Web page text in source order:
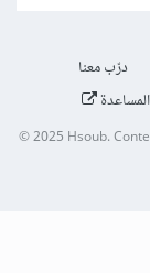
درّب معنا
© 2025Hsoub.